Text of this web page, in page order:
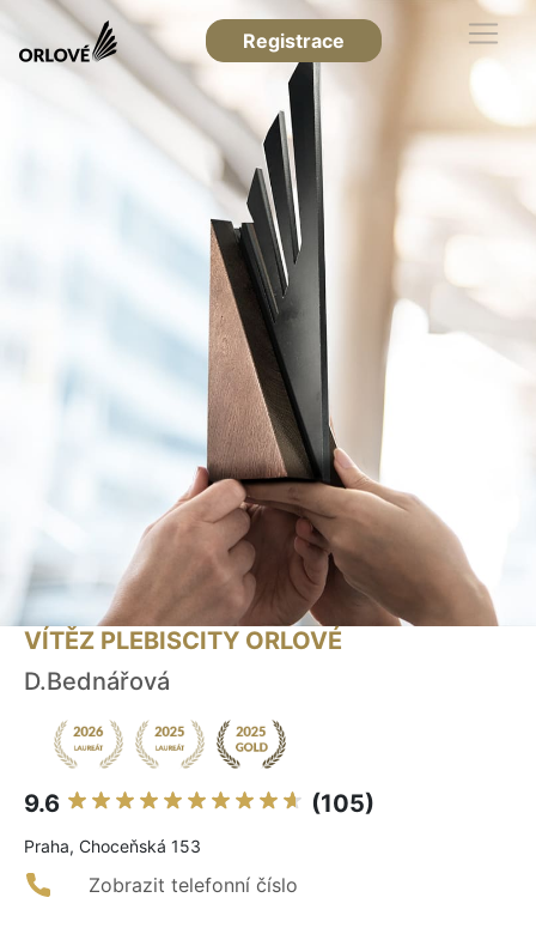
Registrace
VÍTĚZ PLEBISCITY ORLOVÉ
D.Bednářová
9.6 (105)
Praha, Choceňská 153
Zobrazit telefonní číslo